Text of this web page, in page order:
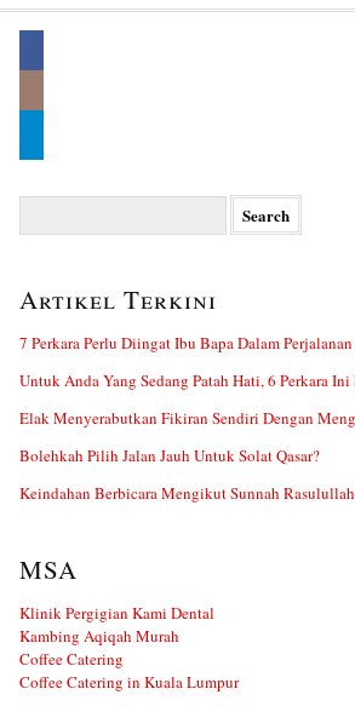
Artikel Terkini
7 Perkara Perlu Diingat Ibu Bapa Dalam
Untuk Anda Yang Sedang Patah Hati, 6 Perkara
Elak Menyerabutkan Fikiran Sendiri Dengan
Bolehkah Pilih Jalan Jauh Untuk Solat Qasar?
Keindahan Berbicara Mengikut Sunnah Rasulullah
MSA
Klinik Pergigian Kami Dental
Kambing Aqiqah Murah
Coffee Catering
Coffee Catering in Kuala Lumpur